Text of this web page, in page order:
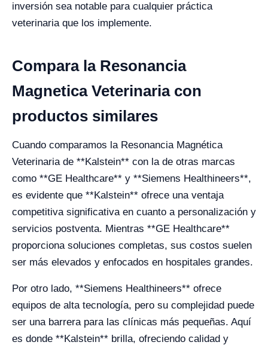
inversión sea notable para cualquier práctica
veterinaria que los implemente.
Compara la Resonancia
Magnetica Veterinaria con
productos similares
Cuando comparamos la Resonancia Magnética
Veterinaria de **Kalstein** con la de otras marcas
como **GE Healthcare** y **Siemens Healthineers**,
es evidente que **Kalstein** ofrece una ventaja
competitiva significativa en cuanto a personalización y
servicios postventa. Mientras **GE Healthcare**
proporciona soluciones completas, sus costos suelen
ser más elevados y enfocados en hospitales grandes.
Por otro lado, **Siemens Healthineers** ofrece
equipos de alta tecnología, pero su complejidad puede
ser una barrera para las clínicas más pequeñas. Aquí
es donde **Kalstein** brilla, ofreciendo calidad y